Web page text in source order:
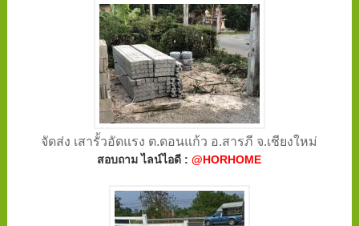
จัดส่ง เสารั้วอัดแรง ต.ดอนแก้ว อ.สารภี จ.เชียงใหม่
สอบถาม ไลน์ไอดี :@HORHOME